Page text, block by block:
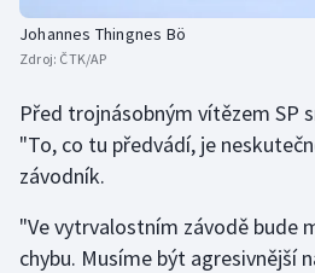
Johannes Thingnes Bö
Zdroj: ČTK/AP
Před trojnásobným vítězem SP
"To, co tu předvádí, je
závodník.
"Ve vytrvalostním závodě bude
chybu. Musíme být agresivnější